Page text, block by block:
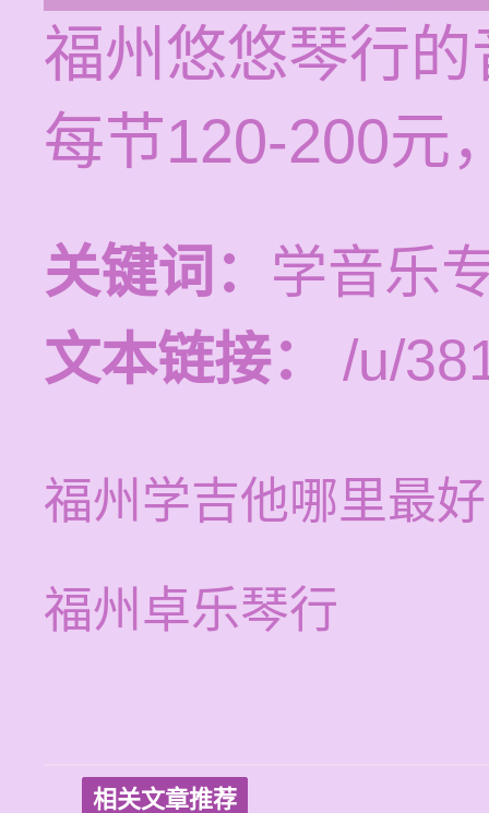
福州悠悠琴行
每节120-200元
关键词： 学音乐
文本链接：
/u/
福州学吉他哪里最
福州卓乐琴行
相关文章推荐